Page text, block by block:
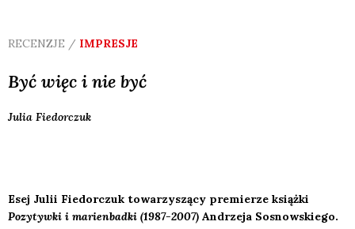
RECENZJE / IMPRESJE
Być więc i nie być
Julia Fiedorczuk
Esej Julii Fiedorczuk towarzyszący premierze książki
Pozytywki i marienbadki (1987-2007) Andrzeja Sosnowskiego.